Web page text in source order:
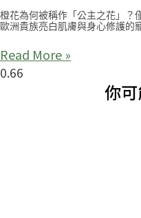
橙花為何被稱作「公主之花」？
歐洲貴族亮白肌膚與身心修護的
Read More »
你